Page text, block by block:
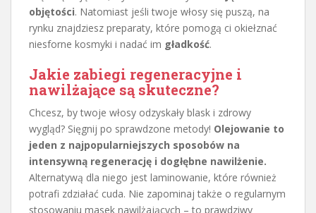
objętości. Natomiast jeśli twoje włosy się puszą, na
rynku znajdziesz preparaty, które pomogą ci okiełznać
niesforne kosmyki i nadać im gładkość.
Jakie zabiegi regeneracyjne i
nawilżające są skuteczne?
Chcesz, by twoje włosy odzyskały blask i zdrowy
wygląd? Sięgnij po sprawdzone metody! Olejowanie to
jeden z najpopularniejszych sposobów na
intensywną regenerację i dogłębne nawilżenie.
Alternatywą dla niego jest laminowanie, które również
potrafi zdziałać cuda. Nie zapominaj także o regularnym
stosowaniu masek nawilżających – to prawdziwy